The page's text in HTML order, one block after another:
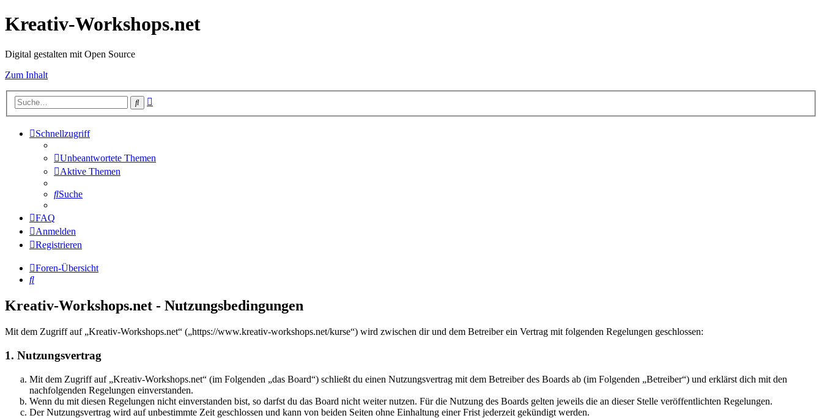
Kreativ-Workshops.net
Digital gestalten mit Open Source
Zum Inhalt
Suche
Schnellzugriff
Unbeantwortete Themen
Aktive Themen
Suche
FAQ
Anmelden
Registrieren
Foren-Übersicht
Suche
Kreativ-Workshops.net - Nutzungsbedingungen
Mit dem Zugriff auf „Kreativ-Workshops.net“ („https://www.kreativ-workshops.net/kurse“) wird zwischen dir und dem Betreiber ein Vertrag mit folgenden Regelungen geschlossen:
1. Nutzungsvertrag
Mit dem Zugriff auf „Kreativ-Workshops.net“ (im Folgenden „das Board“) schließt du einen Nutzungsvertrag mit dem Betreiber des Boards ab (im Folgenden „Betreiber“) und erklärst dich mit den
nachfolgenden Regelungen einverstanden.
Wenn du mit diesen Regelungen nicht einverstanden bist, so darfst du das Board nicht weiter nutzen. Für die Nutzung des Boards gelten jeweils die an dieser Stelle veröffentlichten Regelungen.
Der Nutzungsvertrag wird auf unbestimmte Zeit geschlossen und kann von beiden Seiten ohne Einhaltung einer Frist jederzeit gekündigt werden.